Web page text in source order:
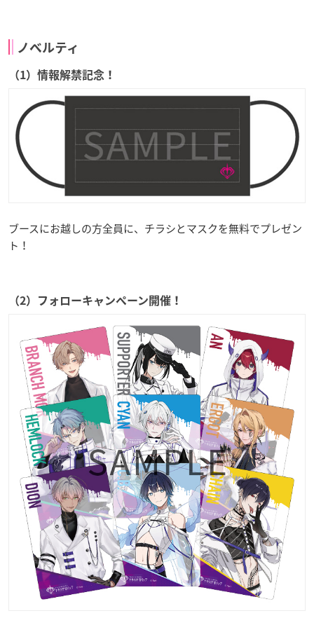
ノベルティ
（1）情報解禁記念！
ブースにお越しの方全員に、チラシとマスクを無料でプレゼン
ト！
（2）フォローキャンペーン開催！